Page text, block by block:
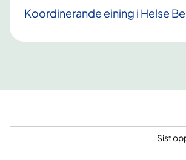
Koordinerande eining i Helse
Sist